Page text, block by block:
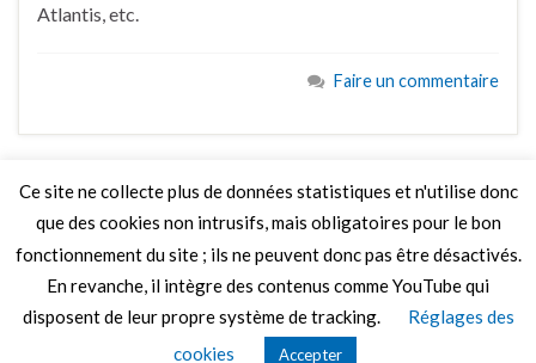
Atlantis, etc.
Faire un commentaire
LIRE PLUS
Ce site ne collecte plus de données statistiques et n'utilise donc
que des cookies non intrusifs, mais obligatoires pour le bon
fonctionnement du site ; ils ne peuvent donc pas être désactivés.
En revanche, il intègre des contenus comme YouTube qui
disposent de leur propre système de tracking.
Réglages des
cookies
Accepter